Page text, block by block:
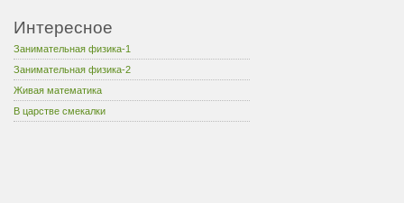
Интересное
Занимательная физика-1
Занимательная физика-2
Живая математика
В царстве смекалки